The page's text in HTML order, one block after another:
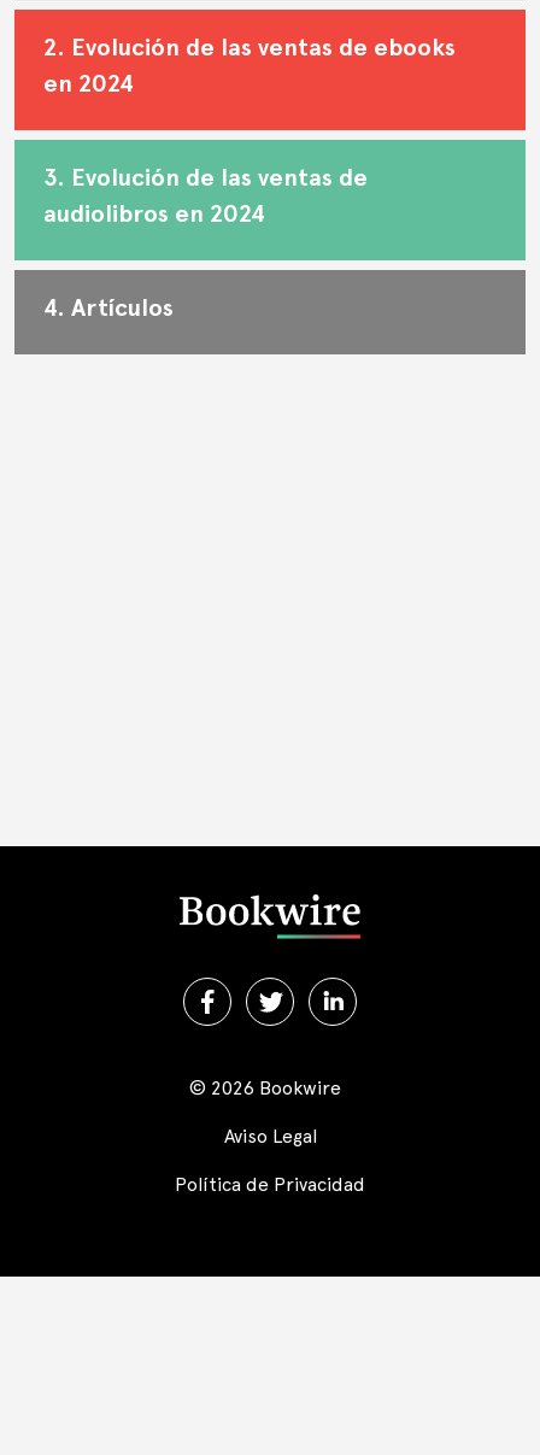
2. Evolución de las ventas de ebooks
en 2024
3. Evolución de las ventas de
audiolibros en 2024
4. Artículos
© 2026 Bookwire
Aviso Legal
Política de Privacidad